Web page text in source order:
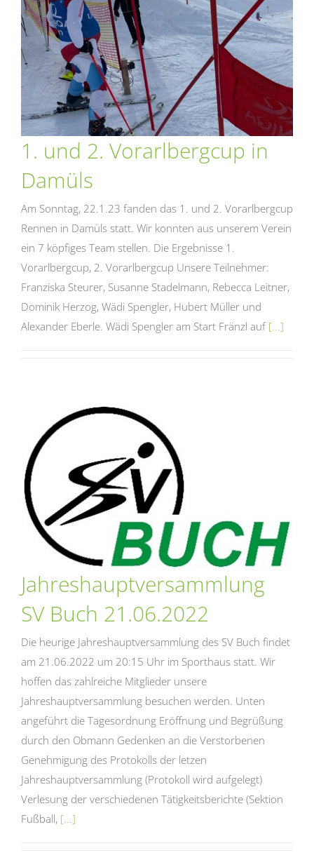
1. und 2. Vorarlbergcup in
Damüls
Am Sonntag, 22.1.23 fanden das 1. und 2. Vorarlbergcup
Rennen in Damüls statt. Wir konnten aus unserem Verein
ein 7 köpfiges Team stellen. Die Ergebnisse 1.
Vorarlbergcup, 2. Vorarlbergcup Unsere Teilnehmer:
Franziska Steurer, Susanne Stadelmann, Rebecca Leitner,
Dominik Herzog, Wädi Spengler, Hubert Müller und
Alexander Eberle. Wädi Spengler am Start Fränzl auf [...]
Jahreshauptversammlung
SV Buch 21.06.2022
Die heurige Jahreshauptversammlung des SV Buch findet
am 21.06.2022 um 20:15 Uhr im Sporthaus statt. Wir
hoffen das zahlreiche Mitglieder unsere
Jahreshauptversammlung besuchen werden. Unten
angeführt die Tagesordnung Eröffnung und Begrüßung
durch den Obmann Gedenken an die Verstorbenen
Genehmigung des Protokolls der letzen
Jahreshauptversammlung (Protokoll wird aufgelegt)
Verlesung der verschiedenen Tätigkeitsberichte (Sektion
Fußball, [...]